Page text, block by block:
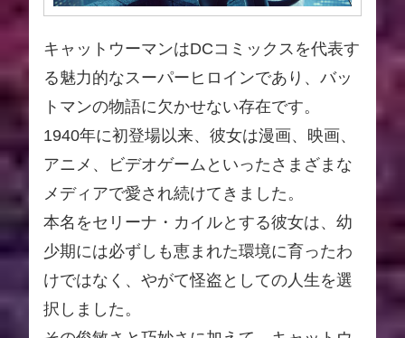
キャットウーマンはDCコミックスを代表す
る魅力的なスーパーヒロインであり、バッ
トマンの物語に欠かせない存在です。
1940年に初登場以来、彼女は漫画、映画、
アニメ、ビデオゲームといったさまざまな
メディアで愛され続けてきました。
本名をセリーナ・カイルとする彼女は、幼
少期には必ずしも恵まれた環境に育ったわ
けではなく、やがて怪盗としての人生を選
択しました。